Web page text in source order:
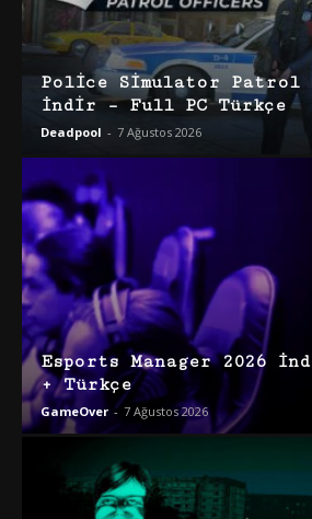
Police Simulator Patrol
İndir – Full PC Türkçe
Deadpool - 7 Ağustos 2026
Esports Manager 2026
+ Türkçe
GameOver - 7 Ağustos 2026